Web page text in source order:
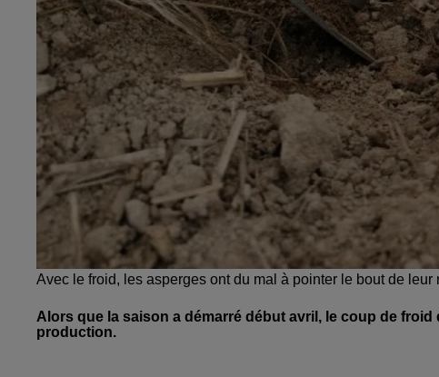
Avec le froid, les asperges ont du mal à pointer le bout de leur
Alors que la saison a démarré début avril, le coup de
production.